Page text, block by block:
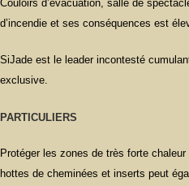
Couloirs d’évacuation, salle de
d’incendie et ses conséquences est
SiJade est le leader incontesté
exclusive.
PARTICULIERS
Protéger les zones de très forte
hottes de cheminées et inserts peut